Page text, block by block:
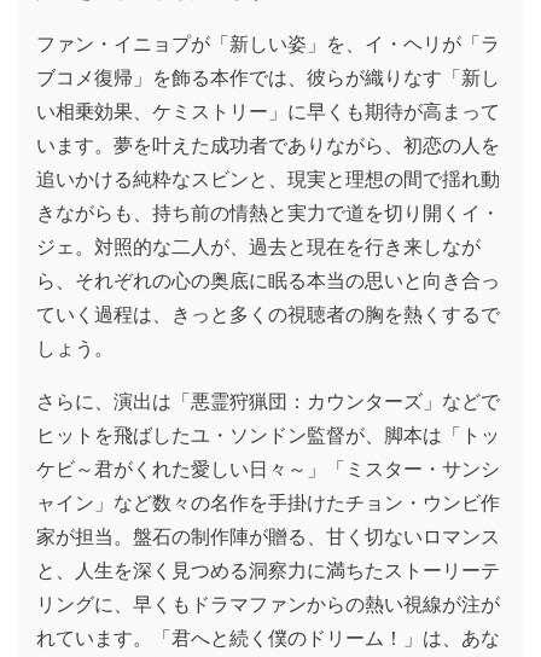
ファン・イニョプが「新しい姿」を、イ・ヘリが「ラ
ブコメ復帰」を飾る本作では、彼らが織りなす「新し
い相乗効果、ケミストリー」に早くも期待が高まって
います。夢を叶えた成功者でありながら、初恋の人を
追いかける純粋なスビンと、現実と理想の間で揺れ動
きながらも、持ち前の情熱と実力で道を切り開くイ・
ジェ。対照的な二人が、過去と現在を行き来しなが
ら、それぞれの心の奥底に眠る本当の思いと向き合っ
ていく過程は、きっと多くの視聴者の胸を熱くするで
しょう。
さらに、演出は「悪霊狩猟団：カウンターズ」などで
ヒットを飛ばしたユ・ソンドン監督が、脚本は「トッ
ケビ～君がくれた愛しい日々～」「ミスター・サンシ
ャイン」など数々の名作を手掛けたチョン・ウンビ作
家が担当。盤石の制作陣が贈る、甘く切ないロマンス
と、人生を深く見つめる洞察力に満ちたストーリーテ
リングに、早くもドラマファンからの熱い視線が注が
れています。「君へと続く僕のドリーム！」は、あな